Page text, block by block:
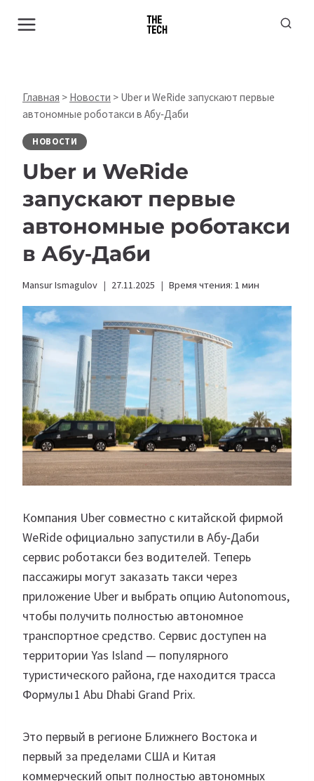
Главная > Новости > Uber и WeRide запускают первые
автономные роботакси в Абу‑Даби
НОВОСТИ
Uber и WeRide
запускают первые
автономные роботакси
в Абу‑Даби
Mansur Ismagulov 27.11.2025 Время чтения: 1 мин
Компания Uber совместно с китайской фирмой
WeRide официально запустили в Абу‑Даби
сервис роботакси без водителей. Теперь
пассажиры могут заказать такси через
приложение Uber и выбрать опцию Autonomous,
чтобы получить полностью автономное
транспортное средство. Сервис доступен на
территории Yas Island — популярного
туристического района, где находится трасса
Формулы 1 Abu Dhabi Grand Prix.
Это первый в регионе Ближнего Востока и
первый за пределами США и Китая
коммерческий опыт полностью автономных